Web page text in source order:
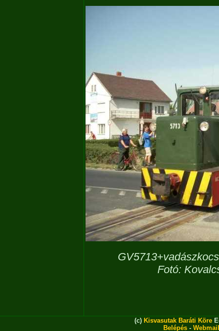
Fotó:
(c) Kisvasutak Baráti Köre
Belépés - Webmail